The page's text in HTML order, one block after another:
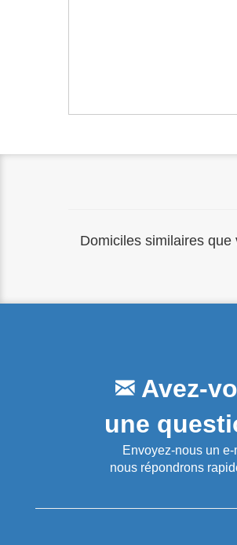
Domiciles similaires
Avez-
une
Envoyez-nous un e-
nous répondrons